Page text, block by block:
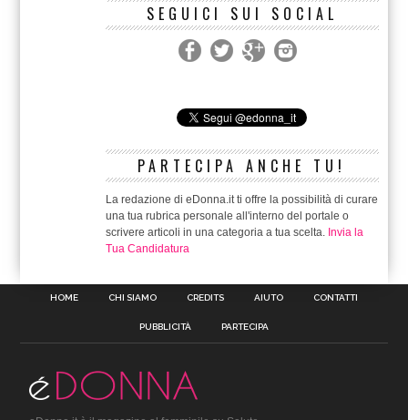
SEGUICI SUI SOCIAL
PARTECIPA ANCHE TU!
La redazione di eDonna.it ti offre la possibilità di curare
una tua rubrica personale all'interno del portale o
scrivere articoli in una categoria a tua scelta. Invia la
Tua Candidatura
HOME CHI SIAMO CREDITS AIUTO CONTATTI
PUBBLICITÀ PARTECIPA